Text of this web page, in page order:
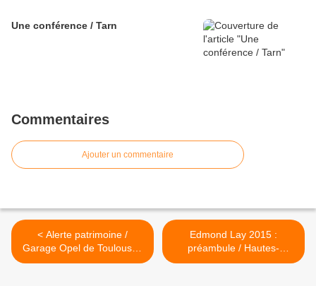
Une conférence / Tarn
Commentaires
Ajouter un commentaire
< Alerte patrimoine /
Garage Opel de Toulouse /
Haute-Garonne
Edmond Lay 2015 :
préambule / Hautes-
Pyrénées >